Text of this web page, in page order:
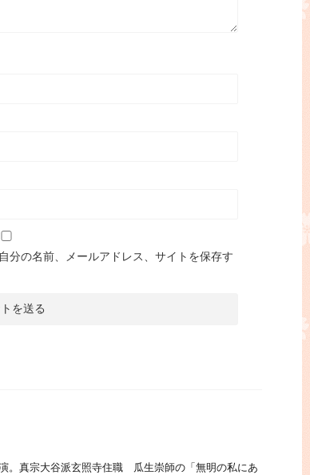
分の名前、メールアドレス、サイトを保存す
。真宗大谷派玄照寺住職 瓜生崇師の「無明の私にあ